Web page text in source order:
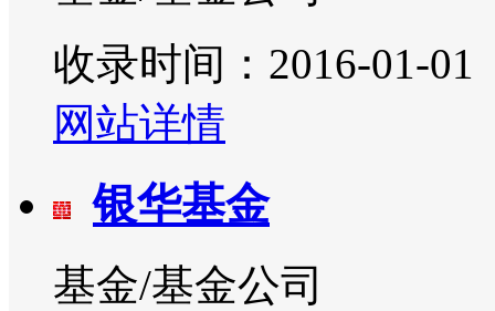
收录时间：2016-01-01
网站详情
银华基金
基金/基金公司